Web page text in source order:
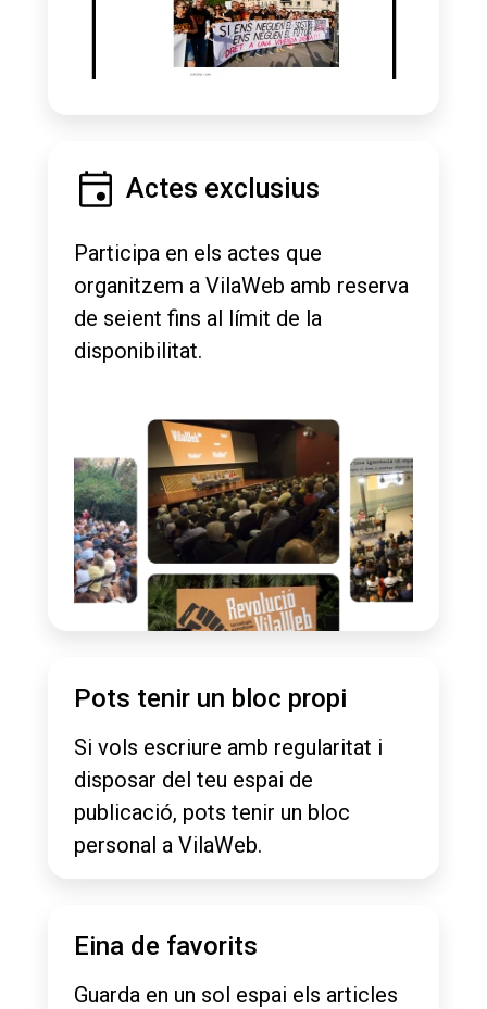
Actes exclusius
Participa en els actes que
organitzem a VilaWeb amb reserva
de seient fins al límit de la
disponibilitat.
Pots tenir un bloc propi
Si vols escriure amb regularitat i
disposar del teu espai de
publicació, pots tenir un bloc
personal a VilaWeb.
Eina de favorits
Guarda en un sol espai els articles